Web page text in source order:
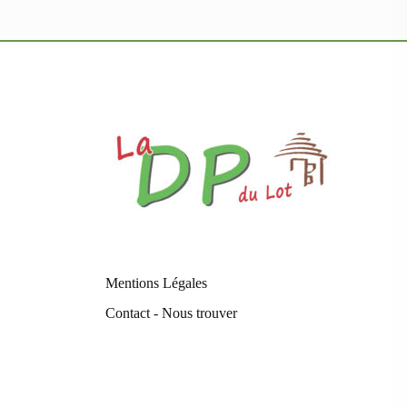
Mentions Légales
Contact - Nous trouver